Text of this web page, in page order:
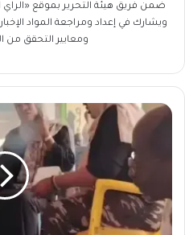
ضمن فريق هيئة التحرير بموقع
ويشارك في إعداد ومراجعة المواد
ومعايير التحقق من
صحفيون
سودانيون
ويستعيدون
الجرائد"
بتناول
شية